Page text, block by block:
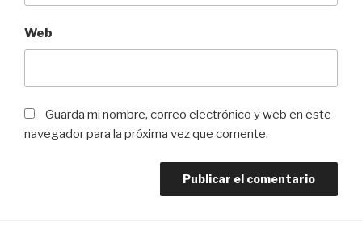
Web
Guarda mi nombre, correo electrónico y web en este
navegador para la próxima vez que comente.